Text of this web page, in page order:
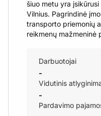
šiuo metu yra
Vilnius. Pagrindinė
transporto priemonių
reikmenų mažmeninė
Darbuotojai
-
Vidutinis
-
Pardavimo